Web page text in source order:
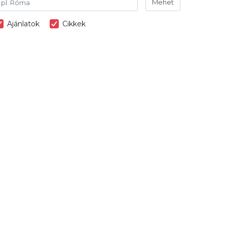
Mehet
Ajánlatok Cikkek